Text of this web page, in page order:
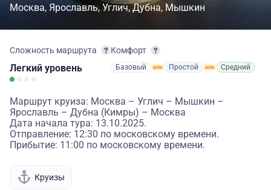
Москва Ярославль Углич Дубна Мышкин
Сложность маршрута
Легкий уровень
Комфорт
Базовый Простой Средний
Маршрут круиза: Москва – Углич – Мышкин –
Ярославль – Дубна (Кимры) – Москва
Дата начала тура: 13.10.2025.
Отправление: 12:30 по московскому времени.
Прибытие: 11:00 по московскому времени.
Круизы